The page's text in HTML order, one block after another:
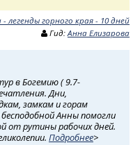
- легенды горного края - 10 дней
Гид:Анна Елизарова
в Богемию ( 9.7-
Дни,
замкам и горам
Анны помогли
от рутины рабочих дней.
Подробнее>